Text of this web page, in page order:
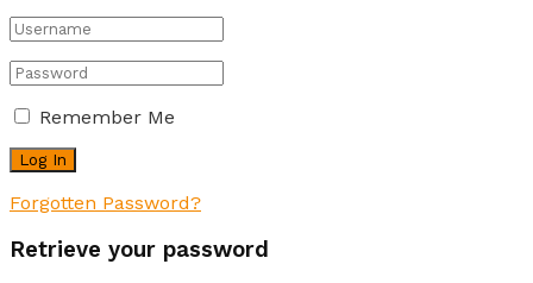
Remember Me
Forgotten Password?
Retrieve your password